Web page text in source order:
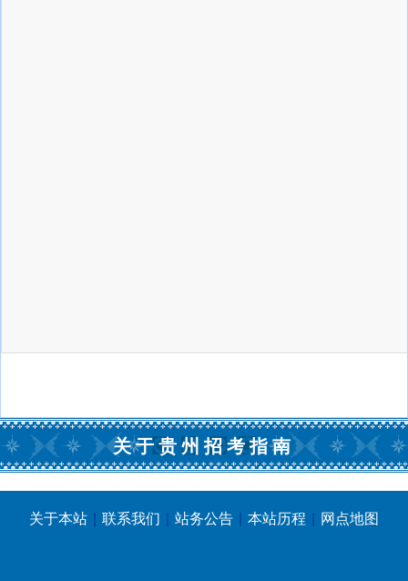
关于贵州招考指南
关于本站 | 联系我们 | 站务公告 | 本站历程 | 网点地图